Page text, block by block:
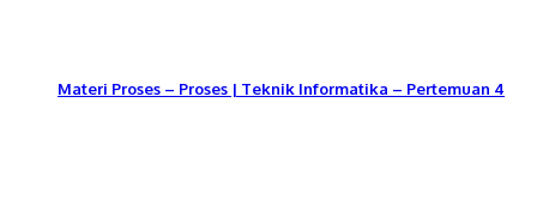
Materi Proses – Proses | Teknik Informatika – Pertemuan 4